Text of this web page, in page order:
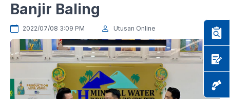
Banjir Baling
2022/07/08 3:09 PM Utusan Online